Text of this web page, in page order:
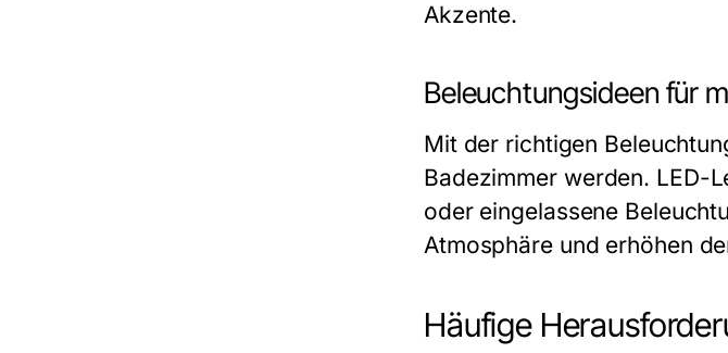
Akzente.
Beleuchtungsideen für
Mit der richtigen
Badezimmer werden. LED-
oder eingelassene
Atmosphäre und erhöhen
Häufige